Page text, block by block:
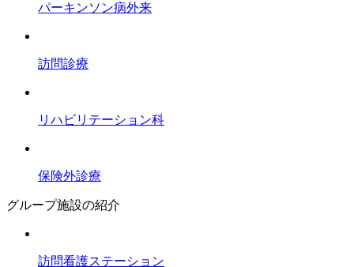
パーキンソン病外来
訪問診療
リハビリテーション科
保険外診療
グループ施設の紹介
訪問看護ステーション